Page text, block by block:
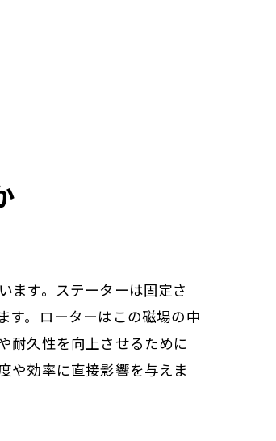
ます。ステーターは固定さ
す。ローターはこの磁場の中
耐久性を向上させるために
や効率に直接影響を与えま